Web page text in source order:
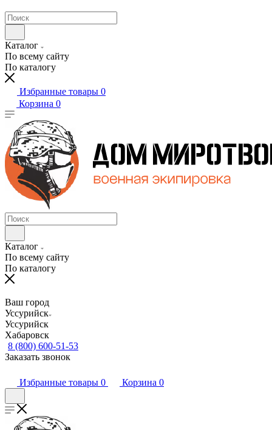
Каталог
По всему сайту
По каталогу
Избранные товары 0
Корзина 0
Каталог
По всему сайту
По каталогу
Ваш город
Уссурийск
Уссурийск
Хабаровск
8 (800) 600-51-53
Заказать звонок
Избранные товары 0 Корзина 0